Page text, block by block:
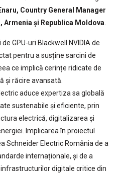
Country General Manager
Armenia și Republica Moldova
GPU-uri Blackwell NVIDIA de
pentru a susține sarcini de
ce implică cerințe ridicate de
și răcire avansată.
aduce expertiza sa globală
sustenabile și eficiente, prin
electrică, digitalizarea și
Implicarea în proiectul
Schneider Electric România de a
internaționale, și de a
digitale critice din